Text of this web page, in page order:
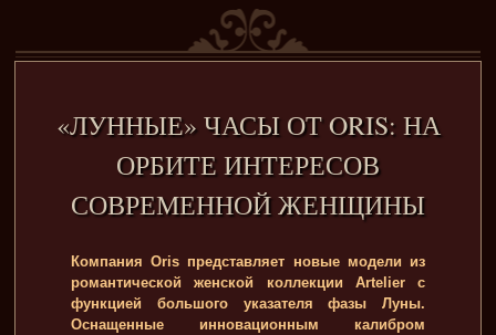
«ЛУННЫЕ» ЧАСЫ ОТ ORIS: НА
ОРБИТЕ ИНТЕРЕСОВ
СОВРЕМЕННОЙ ЖЕНЩИНЫ
Компания Oris представляет новые модели из
романтической женской коллекции Artelier с
функцией большого указателя фазы Луны.
Оснащенные инновационным калибром